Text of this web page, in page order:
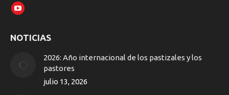
Encuéntranos en:
YouTube
opens
new
window
NOTICIAS
2026: Año internacional de los pastizales y los
pastores
julio 13, 2026